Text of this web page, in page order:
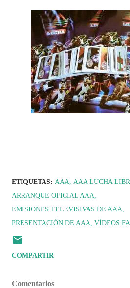
ETIQUETAS: AAA AAA LUCHA
ARRANQUE OFICIAL AAA
EMISIONES TELEVISIVAS DE AAA
PRESENTACIÓN DE AAA VÍDEOS
COMPARTIR
Comentarios